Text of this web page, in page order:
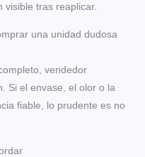
visible tras reaplicar.
una unidad dudosa
vendedor
Si el envase, el olor o la
fiable, lo prudente es no